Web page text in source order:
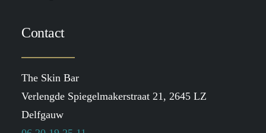
Contact
The Skin Bar
Verlengde Spiegelmakerstraat 21, 2645 LZ
Delfgauw